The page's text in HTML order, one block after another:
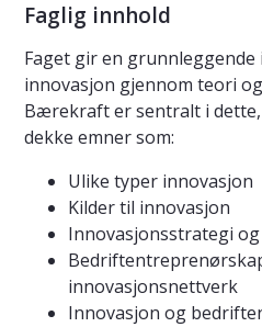
Faglig innhold
Faget gir en
innovasjon gjennom teori
Bærekraft er sentralt i
dekke emner som:
Ulike typer innovasjon
Kilder til innovasjon
Innovasjonsstrategi
innovasjonsnettverk
Innovasjon og